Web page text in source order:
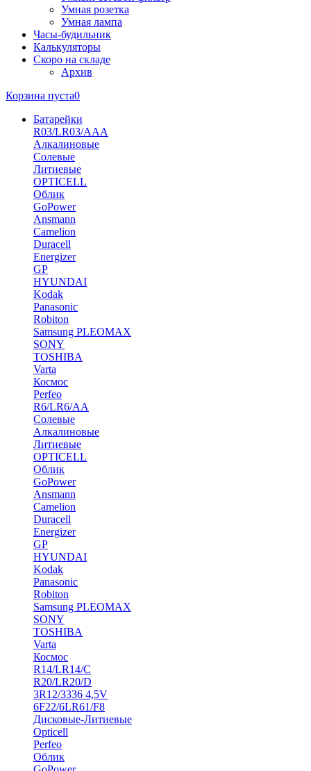
Умная розетка
Умная лампа
Часы-будильник
Калькуляторы
Скоро на складе
Архив
Корзина пуста0
Батарейки
R03/LR03/AAA
Алкалиновые
Солевые
Литиевые
OPTICELL
Облик
GoPower
Ansmann
Camelion
Duracell
Energizer
GP
HYUNDAI
Kodak
Panasonic
Robiton
Samsung PLEOMAX
SONY
TOSHIBA
Varta
Космос
Perfeo
R6/LR6/AA
Солевые
Алкалиновые
Литиевые
OPTICELL
Облик
GoPower
Ansmann
Camelion
Duracell
Energizer
GP
HYUNDAI
Kodak
Panasonic
Robiton
Samsung PLEOMAX
SONY
TOSHIBA
Varta
Космос
R14/LR14/C
R20/LR20/D
3R12/3336 4,5V
6F22/6LR61/F8
Дисковые-Литиевые
Opticell
Perfeo
Облик